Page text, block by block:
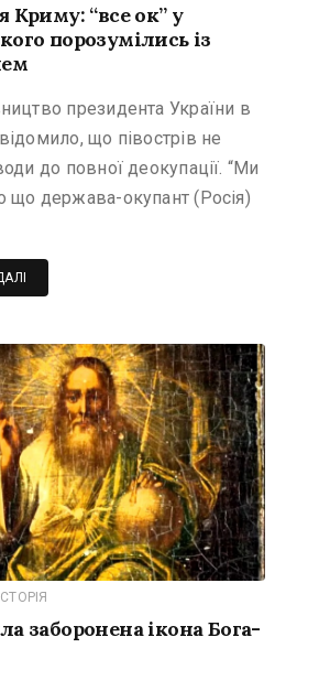
Криму: “все ок” у
порозумілись із
президента України в
що півострів не
до повної деокупації. “Ми
що держава-окупант (Росія)
ІСТОРІЯ
заборонена ікона Бога-